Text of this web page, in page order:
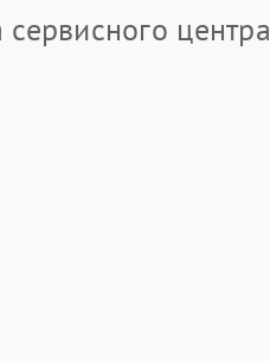
центра